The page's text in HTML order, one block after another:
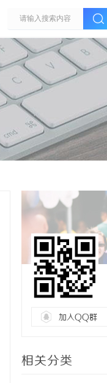
加入QQ群
相关分类